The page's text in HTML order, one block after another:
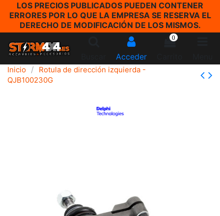
LOS PRECIOS PUBLICADOS PUEDEN CONTENER
ERRORES POR LO QUE LA EMPRESA SE RESERVA EL
DERECHO DE MODIFICACIÓN DE LOS MISMOS.
Acceder
0
Inicio
Rotula de dirección izquierda -
QJB100230G